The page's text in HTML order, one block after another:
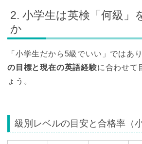
2. 小学生は英検「何級」
か
「小学生だから5級でいい」ではあ
の目標と現在の英語経験に合わせて
ょう。
級別レベルの目安と合格率（小